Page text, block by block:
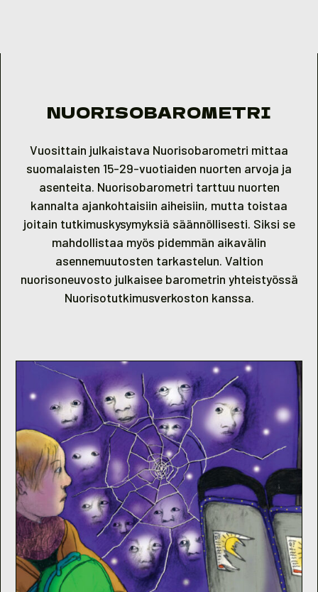
NUORISOBAROMETRI
Vuosittain julkaistava Nuorisobarometri mittaa
suomalaisten 15-29-vuotiaiden nuorten arvoja ja
asenteita. Nuorisobarometri tarttuu nuorten
kannalta ajankohtaisiin aiheisiin, mutta toistaa
joitain tutkimuskysymyksiä säännöllisesti. Siksi se
mahdollistaa myös pidemmän aikavälin
asennemuutosten tarkastelun. Valtion
nuorisoneuvosto julkaisee barometrin yhteistyössä
Nuorisotutkimusverkoston kanssa.